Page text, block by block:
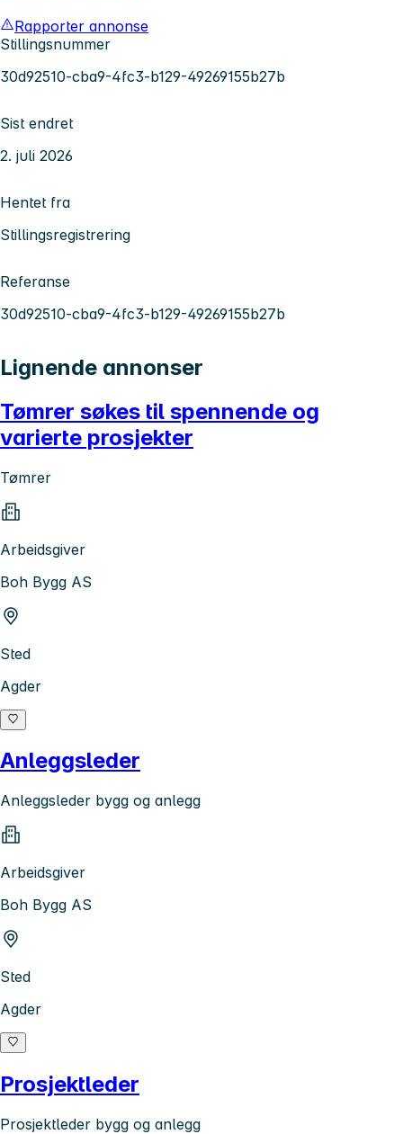
Rapporter annonse
Stillingsnummer
30d92510-cba9-4fc3-b129-49269155b27b
Sist endret
2. juli 2026
Hentet fra
Stillingsregistrering
Referanse
30d92510-cba9-4fc3-b129-49269155b27b
Lignende annonser
Tømrer søkes til spennende og
varierte prosjekter
Tømrer
Arbeidsgiver
Boh Bygg AS
Sted
Agder
Anleggsleder
Anleggsleder bygg og anlegg
Arbeidsgiver
Boh Bygg AS
Sted
Agder
Prosjektleder
Prosjektleder bygg og anlegg